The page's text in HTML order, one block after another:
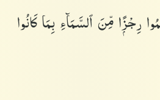
رِجْزًۭا مِّنَ ٱلسَّمَآءِ بِمَا كَانُوا۟